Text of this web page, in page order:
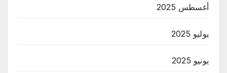
أغسطس 2025
يوليو 2025
يونيو 2025